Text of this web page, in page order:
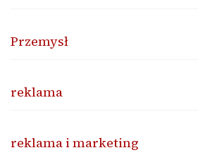
Przemysł
reklama
reklama i marketing